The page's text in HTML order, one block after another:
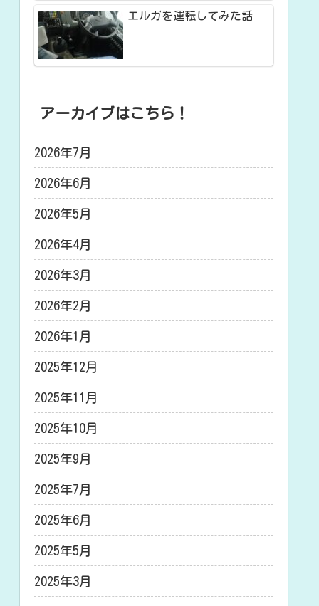
エルガを運転してみた話
アーカイブはこちら！
2026年7月
2026年6月
2026年5月
2026年4月
2026年3月
2026年2月
2026年1月
2025年12月
2025年11月
2025年10月
2025年9月
2025年7月
2025年6月
2025年5月
2025年3月